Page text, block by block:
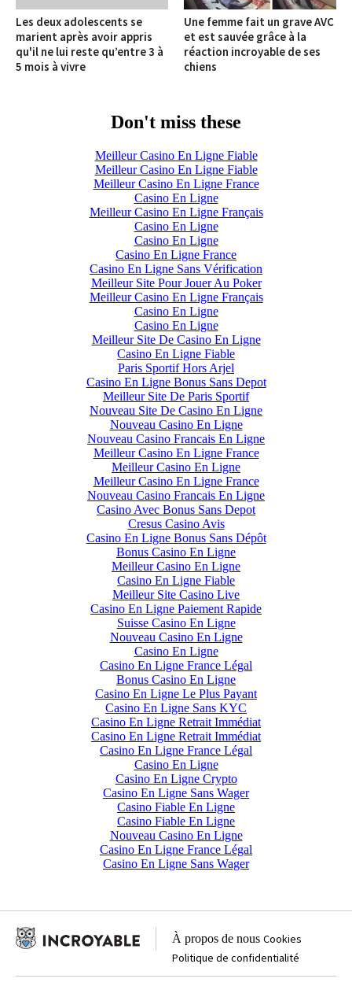
Les deux adolescents se
marient après avoir appris
qu'il ne lui reste qu’entre 3 à
5 mois à vivre
Une femme fait un grave AVC
et est sauvée grâce à la
réaction incroyable de ses
chiens
Don't miss these
Meilleur Casino En Ligne Fiable
Meilleur Casino En Ligne Fiable
Meilleur Casino En Ligne France
Casino En Ligne
Meilleur Casino En Ligne Français
Casino En Ligne
Casino En Ligne
Casino En Ligne France
Casino En Ligne Sans Vérification
Meilleur Site Pour Jouer Au Poker
Meilleur Casino En Ligne Français
Casino En Ligne
Casino En Ligne
Meilleur Site De Casino En Ligne
Casino En Ligne Fiable
Paris Sportif Hors Arjel
Casino En Ligne Bonus Sans Depot
Meilleur Site De Paris Sportif
Nouveau Site De Casino En Ligne
Nouveau Casino En Ligne
Nouveau Casino Francais En Ligne
Meilleur Casino En Ligne France
Meilleur Casino En Ligne
Meilleur Casino En Ligne France
Nouveau Casino Francais En Ligne
Casino Avec Bonus Sans Depot
Cresus Casino Avis
Casino En Ligne Bonus Sans Dépôt
Bonus Casino En Ligne
Meilleur Casino En Ligne
Casino En Ligne Fiable
Meilleur Site Casino Live
Casino En Ligne Paiement Rapide
Suisse Casino En Ligne
Nouveau Casino En Ligne
Casino En Ligne
Casino En Ligne France Légal
Bonus Casino En Ligne
Casino En Ligne Le Plus Payant
Casino En Ligne Sans KYC
Casino En Ligne Retrait Immédiat
Casino En Ligne Retrait Immédiat
Casino En Ligne France Légal
Casino En Ligne
Casino En Ligne Crypto
Casino En Ligne Sans Wager
Casino Fiable En Ligne
Casino Fiable En Ligne
Nouveau Casino En Ligne
Casino En Ligne France Légal
Casino En Ligne Sans Wager
À propos de nous Cookies
Politique de confidentialité